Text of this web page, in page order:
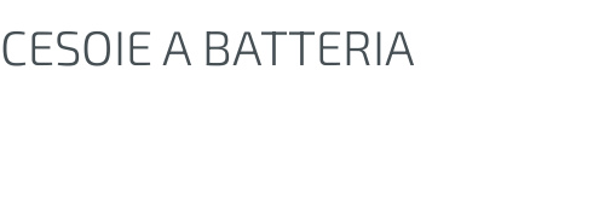
CESOIE A BATTERIA